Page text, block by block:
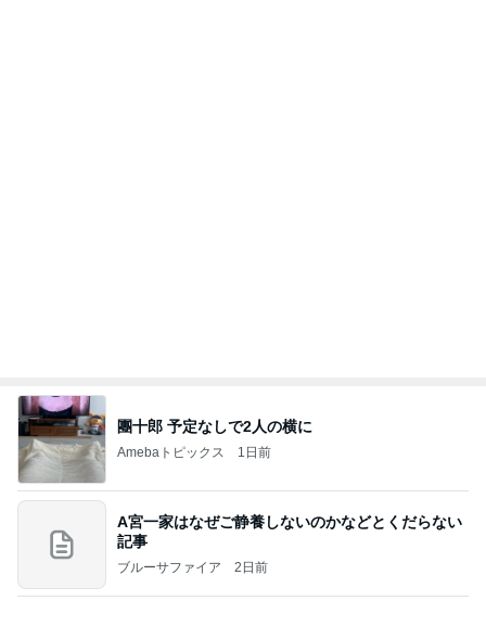
團十郎 予定なしで2人の横に
Amebaトピックス 1日前
A宮一家はなぜご静養しないのかなどとくだらない
記事
ブルーサファイア 2日前